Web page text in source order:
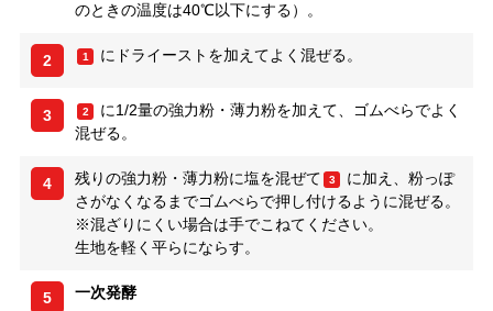
のときの温度は40℃以下にする）。
2 1 にドライーストを加えてよく混ぜる。
3 2
に1/2量の強力粉・薄力粉を加えて、ゴムべらでよく
混ぜる。
4 残りの強力粉・薄力粉に塩を混ぜて 3
に加え、粉っぽ
さがなくなるまでゴムべらで押し付けるように混ぜる。
※混ざりにくい場合は手でこねてください。
生地を軽く平らにならす。
5 一次発酵